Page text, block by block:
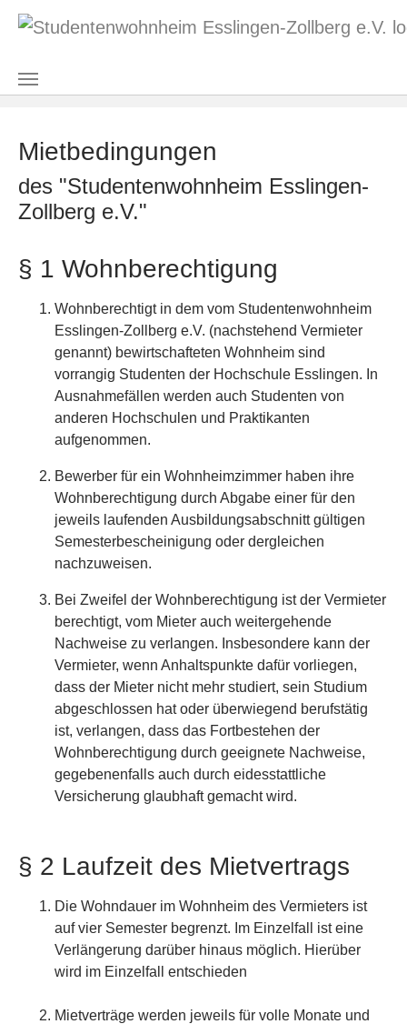
Zum Hauptinhalt springen
Sie sind hier:
Startseite
Mietbedingungen
des "Studentenwohnheim Esslingen-
Zollberg e.V."
§ 1 Wohnberechtigung
Wohnberechtigt in dem vom Studentenwohnheim
Esslingen-Zollberg e.V. (nachstehend Vermieter
genannt) bewirtschafteten Wohnheim sind
vorrangig Studenten der Hochschule Esslingen. In
Ausnahmefällen werden auch Studenten von
anderen Hochschulen und Praktikanten
aufgenommen.
Bewerber für ein Wohnheimzimmer haben ihre
Wohnberechtigung durch Abgabe einer für den
jeweils laufenden Ausbildungsabschnitt gültigen
Semesterbescheinigung oder dergleichen
nachzuweisen.
Bei Zweifel der Wohnberechtigung ist der Vermieter
berechtigt, vom Mieter auch weitergehende
Nachweise zu verlangen. Insbesondere kann der
Vermieter, wenn Anhaltspunkte dafür vorliegen,
dass der Mieter nicht mehr studiert, sein Studium
abgeschlossen hat oder überwiegend berufstätig
ist, verlangen, dass das Fortbestehen der
Wohnberechtigung durch geeignete Nachweise,
gegebenenfalls auch durch eidesstattliche
Versicherung glaubhaft gemacht wird.
§ 2 Laufzeit des Mietvertrags
Die Wohndauer im Wohnheim des Vermieters ist
auf vier Semester begrenzt. Im Einzelfall ist eine
Verlängerung darüber hinaus möglich. Hierüber
wird im Einzelfall entschieden
Mietverträge werden jeweils für volle Monate und